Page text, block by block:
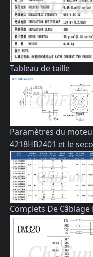
Tableau de taille
Paramètres du
4218HB2401 et le
Complets De Câblage